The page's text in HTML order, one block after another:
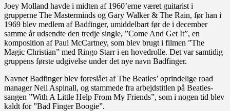
Joey Molland havde i midten af 1960’erne været guitarist i
grupperne The Masterminds og Gary Walker & The Rain, før han i
1969 blev medlem af Badfinger, umiddelbart før de i december
samme år udsendte den tredje single, ”Come And Get It”, en
komposition af Paul McCartney, som blev brugt i filmen ”The
Magic Christian” med Ringo Starr i en hovedrolle. Det var samtidig
gruppens første udgivelse under det nye navn Badfinger.
Navnet Badfinger blev foreslået af The Beatles’ oprindelige road
manager Neil Aspinall, og stammede fra arbejdstitlen på Beatles-
sangen ”With A Little Help From My Friends”, som i nogen tid blev
kaldt for ”Bad Finger Boogie”.